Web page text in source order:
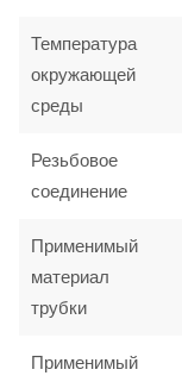
Температура
окружающей
среды
Резьбовое
соединение
Применимый
материал
трубки
Применимый